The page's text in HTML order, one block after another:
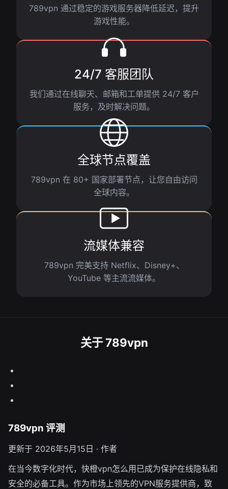
789vpn 通过稳定的游戏服务器降低延迟，提升
游戏性能。
24/7 客服团队
我们通过在线聊天、邮箱和工单提供 24/7 客户
服务，及时解决问题。
全球节点覆盖
789vpn 在 80+ 国家部署节点，让您自由访问
全球内容。
流媒体兼容
789vpn 完美支持 Netflix、Disney+、
YouTube 等主流流媒体。
关于 789vpn
789vpn 评测
更新于 2026年5月15日 · 作者
在当今数字化时代，快橙vpn怎么用已成为保护在线隐私和
安全的必备工具。作为市场上领先的VPN服务提供商，致